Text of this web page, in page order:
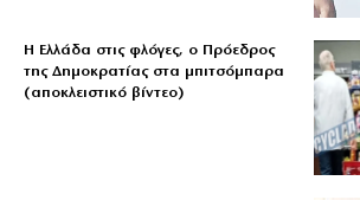
Η Ελλάδα στις φλόγες, ο Πρόεδρος
της Δημοκρατίας στα μπιτσόμπαρα
(αποκλειστικό βίντεο)